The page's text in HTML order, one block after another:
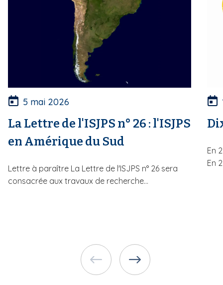
5 mai 2026
La Lettre de l'ISJPS n° 26 : l'ISJPS
en Amérique du Sud
Lettre à paraître La Lettre de l'ISJPS n° 26 sera
consacrée aux travaux de recherche...
En
En